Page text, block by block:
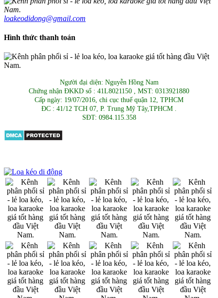
loakeodidong@gmail.com
Hình thức thanh toán
Người đại diện: Nguyễn Hồng Nam
Chứng nhận ĐKKD số : 41L8021150 , MST: 0313921880
Cấp ngày: 19/07/2016, chi cục thuế quận 12, TPHCM
ĐC : 41/12 TCH 07, P. Trung Mỹ Tây,TPHCM .
SĐT: 0984.115.358